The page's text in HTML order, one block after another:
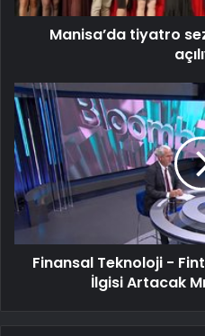
Manisa’da tiyatro
Finansal Teknoloji -
İlgisi Artacak